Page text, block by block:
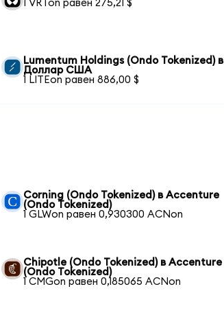
1 VRTon равен 275,21 $
Lumentum Holdings (Ondo Tokenized) в
Доллар США
1 LITEon равен 886,00 $
Corning (Ondo Tokenized) в Accenture
(Ondo Tokenized)
1 GLWon равен 0,930300 ACNon
Chipotle (Ondo Tokenized) в Accenture
(Ondo Tokenized)
1 CMGon равен 0,185065 ACNon